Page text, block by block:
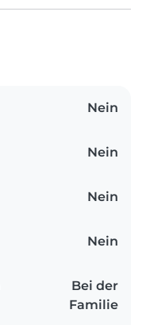
Nein
Nein
Nein
Nein
Bei der
Familie